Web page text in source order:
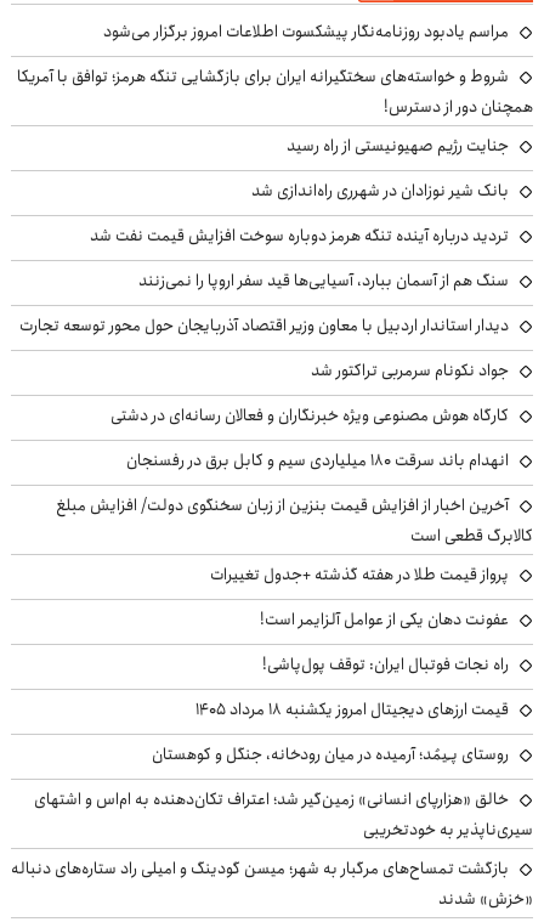
مراسم یادبود روزنامه‌نگار پیشکسوت اطلاعات امروز برگزار می‌شود
شروط و خواسته‌های سختگیرانه ایران برای بازگشایی تنگه هرمز؛ توافق با آمریکا
همچنان دور از دسترس!
جنایت رژیم صهیونیستی از راه رسید
بانک شیر نوزادان در شهرری راه‌اندازی شد
تردید درباره آینده تنگه هرمز دوباره سوخت افزایش قیمت نفت شد
سنگ هم از آسمان ببارد، آسیایی‌ها قید سفر اروپا را نمی‌زنند
دیدار استاندار اردبیل با معاون وزیر اقتصاد آذربایجان حول محور توسعه تجارت
جواد نکونام سرمربی تراکتور شد
کارگاه هوش مصنوعی ویژه خبرنگاران و فعالان رسانه‌ای در دشتی
انهدام باند سرقت ۱۸۰ میلیاردی سیم و کابل برق در رفسنجان
آخرین اخبار از افزایش قیمت بنزین از زبان سخنگوی دولت/ افزایش مبلغ
کالابرگ قطعی است
پرواز قیمت طلا در هفته گذشته +جدول تغییرات
عفونت دهان یکی از عوامل آلزایمر است!
راه نجات فوتبال ایران: توقف پول‌پاشی!
قیمت ارزهای دیجیتال امروز یکشنبه ۱۸ مرداد ۱۴۰۵
روستای پـِیمُد؛ آرمیده در میان رودخانه، جنگل و کوهستان
خالق «هزارپای انسانی» زمین‌گیر شد؛ اعتراف تکان‌دهنده به ام‌اس و اشتهای
سیری‌ناپذیر به خودتخریبی
بازگشت تمساح‌های مرگبار به شهر؛ میسن گودینگ و امیلی راد ستاره‌های دنباله
«خزش» شدند